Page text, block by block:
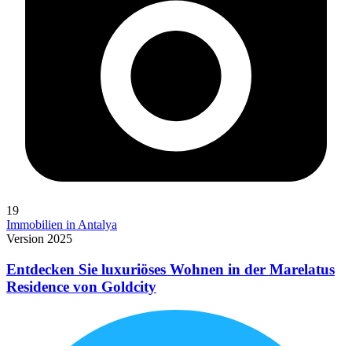
19
Immobilien in Antalya
Version 2025
Entdecken Sie luxuriöses Wohnen in der Marelatus
Residence von Goldcity